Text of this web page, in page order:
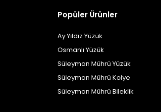
Popüler Ürünler
Ay Yıldız Yüzük
Osmanlı Yüzük
Süleyman Mührü Yüzük
Süleyman Mührü Kolye
Süleyman Mührü Bileklik